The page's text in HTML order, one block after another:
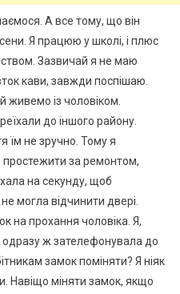
А все тому, що він
Я працюю у школі, і плюс
Зазвичай я не маю
кави, завжди поспішаю.
живемо із чоловіком.
до іншого району.
їм не зручно. Тому я
простежити за ремонтом,
на секунду, щоб
могла відчинити двері.
на прохання чоловіка. Я,
одразу ж зателефонувала до
замок поміняти? Я ніяк
Навіщо міняти замок, якщо